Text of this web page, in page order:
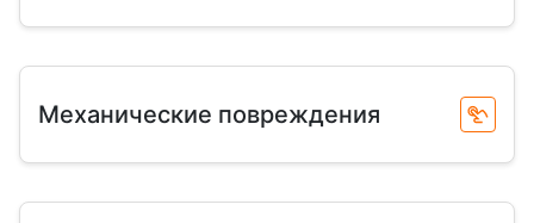
Механические повреждения